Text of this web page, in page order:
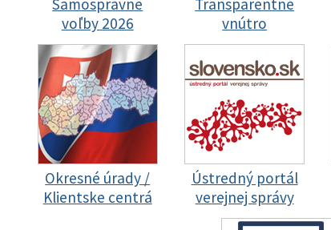
voľby 2026
vnútro
Okresné úrady /
Klientske centrá
Ústredný portál
verejnej správy